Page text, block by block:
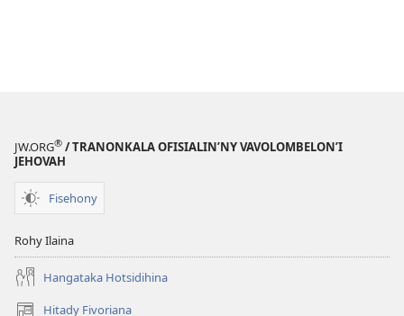
JW.ORG® / TRANONKALA OFISIALIN’NY VAVOLOMBELON’I
JEHOVAH
Fisehony
Rohy Ilaina
Hangataka Hotsidihina
Hitady Fivoriana